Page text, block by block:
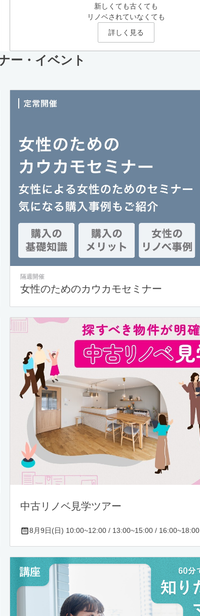
新しくても古くても
リノベされていなくても
詳しく見る
ー・イベント
隔週開催
女性のためのカウカモセミナー
中古リノベ見学ツアー
8月9日(日) 10:00~12:00 / 13:00~15:00 / 16:00~18:00